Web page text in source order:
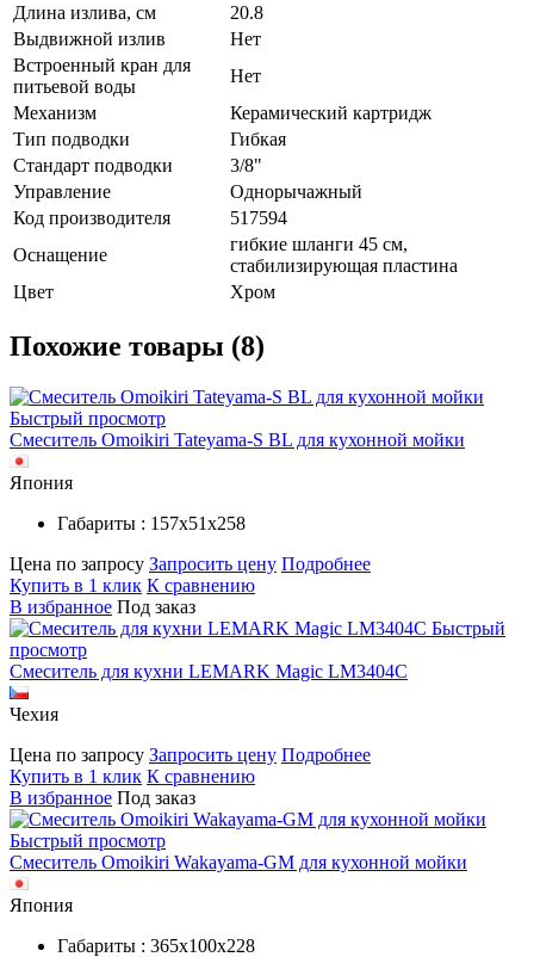
Длина излива, см
20.8
Выдвижной излив
Нет
Встроенный кран для
питьевой воды
Нет
Механизм
Керамический картридж
Тип подводки
Гибкая
Стандарт подводки
3/8"
Управление
Однорычажный
Код производителя
517594
Оснащение
гибкие шланги 45 см,
стабилизирующая пластина
Цвет
Хром
Похожие товары (8)
Быстрый просмотр
Смеситель Omoikiri Tateyama-S BL для кухонной мойки
Япония
Габариты : 157х51х258
Цена по запросу Запросить цену Подробнее
Купить в 1 клик К сравнению
В избранное Под заказ
Быстрый
просмотр
Смеситель для кухни LEMARK Magic LM3404C
Чехия
Цена по запросу Запросить цену Подробнее
Купить в 1 клик К сравнению
В избранное Под заказ
Быстрый просмотр
Смеситель Omoikiri Wakayama-GM для кухонной мойки
Япония
Габариты : 365х100х228